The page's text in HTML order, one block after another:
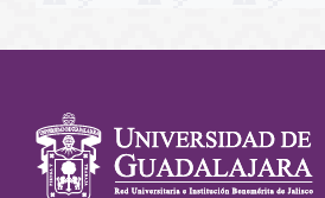
Información
del portal